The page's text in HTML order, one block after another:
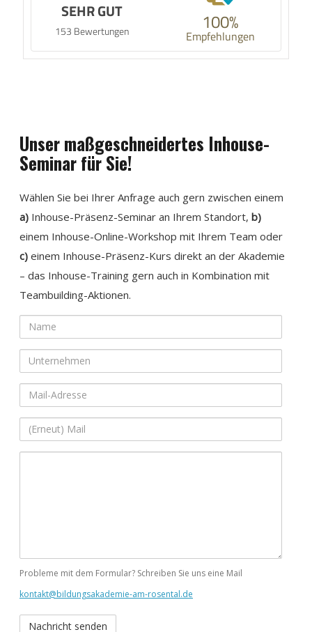
SEHR GUT
153 Bewertungen 100%
Empfehlungen
Unser maßgeschneidertes Inhouse-
Seminar für Sie!
Wählen Sie bei Ihrer Anfrage auch gern zwischen einem
a) Inhouse-Präsenz-Seminar an Ihrem Standort, b)
einem Inhouse-Online-Workshop mit Ihrem Team oder
c) einem Inhouse-Präsenz-Kurs direkt an der Akademie
– das Inhouse-Training gern auch in Kombination mit
Teambuilding-Aktionen.
Name
Unternehmen
Mail-
Adresse
(Erneut)
Mail
Probleme mit dem Formular? Schreiben Sie uns eine Mail
kontakt@bildungsakademie-am-rosental.de